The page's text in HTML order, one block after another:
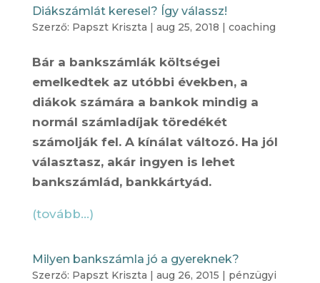
Diákszámlát keresel? Így válassz!
Szerző: Papszt Kriszta aug 25, 2018 coaching
Bár a bankszámlák költségei
emelkedtek az utóbbi években, a
diákok számára a bankok mindig a
normál számladíjak töredékét
számolják fel. A kínálat változó. Ha jól
választasz, akár ingyen is lehet
bankszámlád, bankkártyád.
(tovább…)
Milyen bankszámla jó a gyereknek?
Szerző: Papszt Kriszta aug 26, 2015
pénzügyi